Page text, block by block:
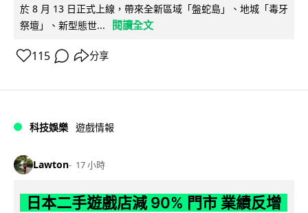
於 8 月 13 日正式上線，帶來全新區域「盤蛇島」、地城「毒牙
祭壇」、新型態世...
閱讀全文
115 分享
科技娛樂 遊戲情報
Lawton 17 小時
日本二手遊戲店減 90% 門市 業績反增